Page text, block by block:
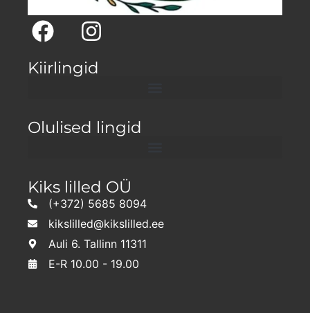
Kiirlingid
Olulised lingid
Kiks lilled OÜ
(+372) 5685 8094
kikslilled@kikslilled.ee
Auli 6. Tallinn 11311
E-R 10.00 - 19.00